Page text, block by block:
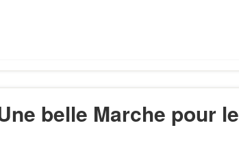
belle Marche pour le